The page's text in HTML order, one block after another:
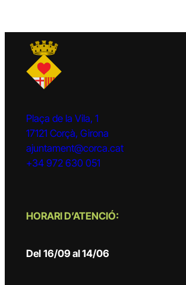
Plaça de la Vila, 1
17121 Corçà, Girona
ajuntament@corca.cat
+34 972 630 051
HORARI D’ATENCIÓ:
Del 16/09 al 14/06